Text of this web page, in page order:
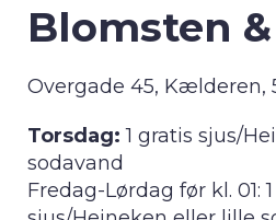
Blomsten
Overgade 45, Kælderen,
Torsdag: 1 gratis sjus/
sodavand
Fredag-Lørdag før kl. 01: